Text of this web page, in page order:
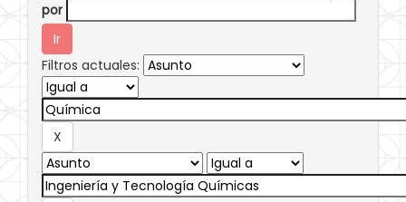
por
Filtros actuales: